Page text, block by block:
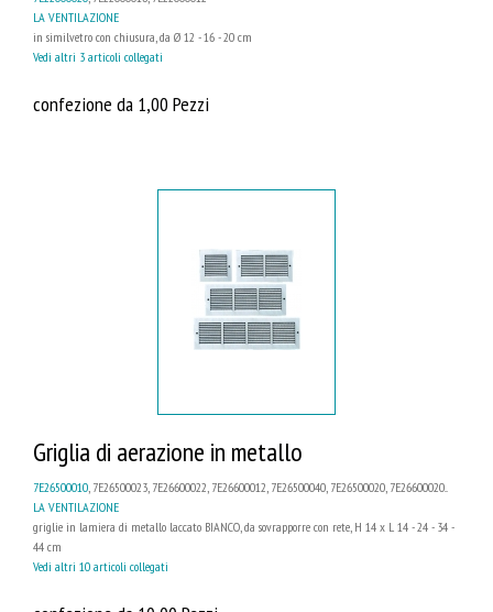
LA VENTILAZIONE
in similvetro con chiusura, da Ø 12 - 16 - 20 cm
Vedi altri 3 articoli collegati
confezione da 1,00 Pezzi
Griglia di aerazione in metallo
7E26500010 , 7E26500023, 7E26600022, 7E26600012, 7E26500040, 7E26500020, 7E26600020...
LA VENTILAZIONE
griglie in lamiera di metallo laccato BIANCO, da sovrapporre con rete, H 14 x L 14 - 24 - 34 -
44 cm
Vedi altri 10 articoli collegati